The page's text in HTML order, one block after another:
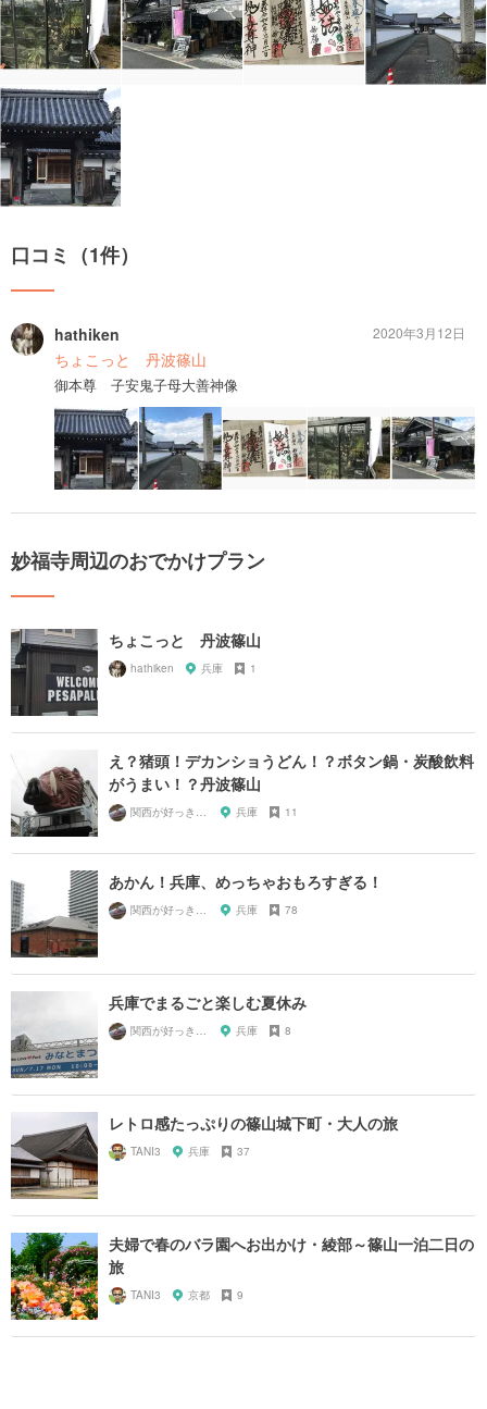
口コミ（1件）
hathiken
ちょこっと 丹波篠山
御本尊 子安鬼子母大善神像
2020年3月12日
妙福寺周辺のおでかけプラン
ちょこっと 丹波篠山
hathiken 兵庫 1
え？猪頭！デカンショうどん！？ボタン鍋・炭酸飲料
がうまい！？丹波篠山
関西が好っきゃねん 兵庫 11
あかん！兵庫、めっちゃおもろすぎる！
関西が好っきゃねん 兵庫 78
兵庫でまるごと楽しむ夏休み
関西が好っきゃねん 兵庫 8
レトロ感たっぷりの篠山城下町・大人の旅
TANI3 兵庫 37
夫婦で春のバラ園へお出かけ・綾部～篠山一泊二日の
旅
TANI3 京都 9